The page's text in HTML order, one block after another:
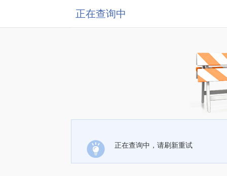
正在查询中
正在查询中，请刷新重试